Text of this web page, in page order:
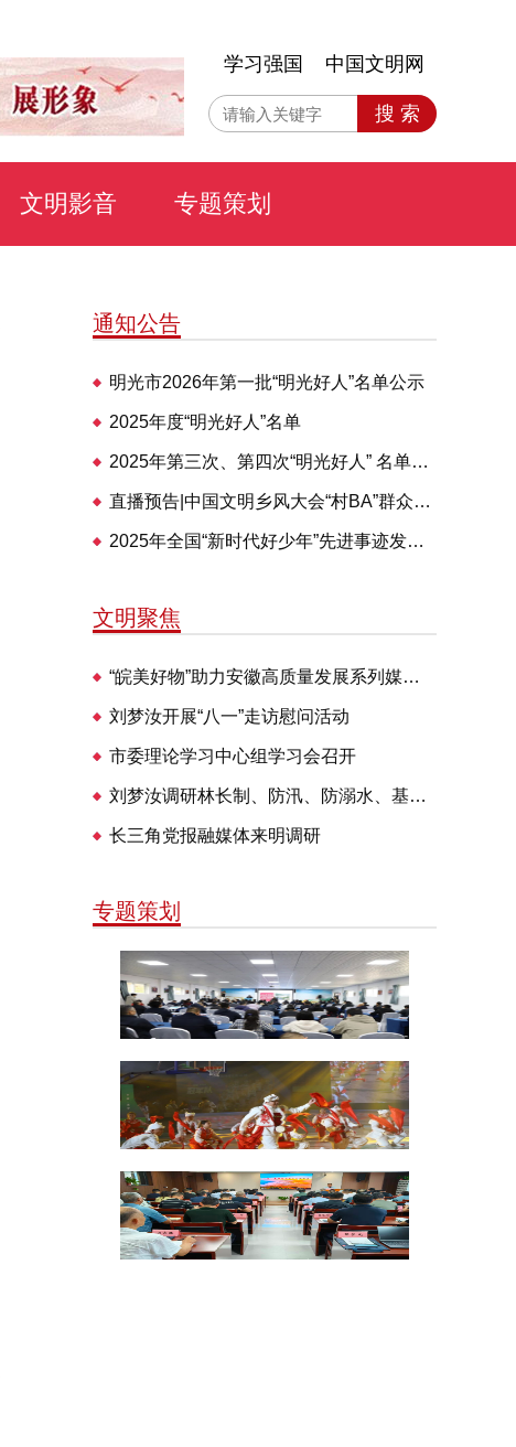
学习强国 中国文明网
搜 索
文明影音 专题策划
通知公告
明光市2026年第一批“明光好人”名单公示
2025年度“明光好人”名单
2025年第三次、第四次“明光好人” 名单公布
直播预告|中国文明乡风大会“村BA”群众体育交流活动28日举办
2025年全国“新时代好少年”先进事迹发布仪式即将播出
文明聚焦
“皖美好物”助力安徽高质量发展系列媒体见面会走进明光
刘梦汝开展“八一”走访慰问活动
市委理论学习中心组学习会召开
刘梦汝调研林长制、防汛、防溺水、基层治理等工作
长三角党报融媒体来明调研
专题策划